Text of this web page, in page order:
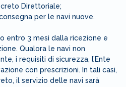
Direttoriale;
per le navi nuove.
entro 3 mesi dalla ricezione e
Qualora le navi non
i requisiti di sicurezza, l’Ente
con prescrizioni. In tali casi,
il servizio delle navi sarà